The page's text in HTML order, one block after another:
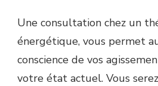
Une consultation chez un
énergétique, vous permet
conscience de vos
votre état actuel. Vous